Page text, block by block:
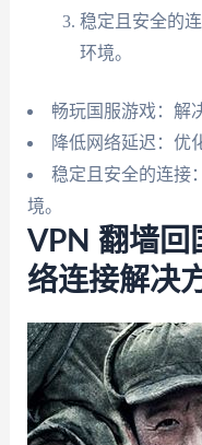
稳定且安全的
环境。
畅玩国服游戏：解
降低网络延迟：优
稳定且安全的连接
境。
VPN 翻墙回
络连接解决